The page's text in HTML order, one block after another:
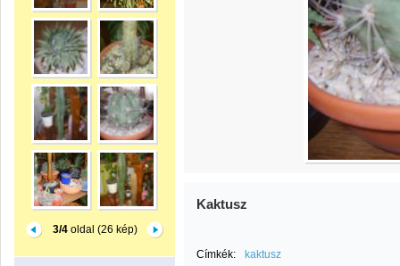
3/4oldal (26 kép)
Kaktusz
Címkék:
kaktusz